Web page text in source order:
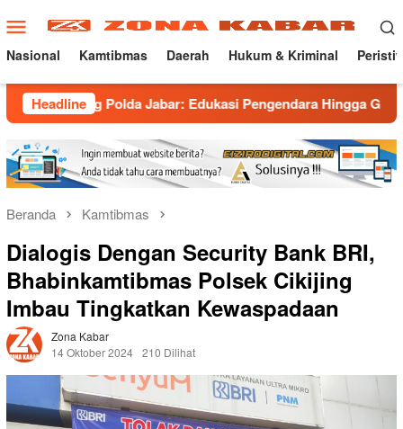
ke
konten
Menu
Mobile
Nasional Kamtibmas Daerah Hukum & Kriminal
Headline
Jabar: Edukasi Pengendara Hingga Ganti Knalpot
Beranda Kamtibmas
Dialogis Dengan Security Bank BRI,
Bhabinkamtibmas Polsek Cikijing
Imbau Tingkatkan Kewaspadaan
Zona Kabar
14 Oktober 2024 210 Dilihat